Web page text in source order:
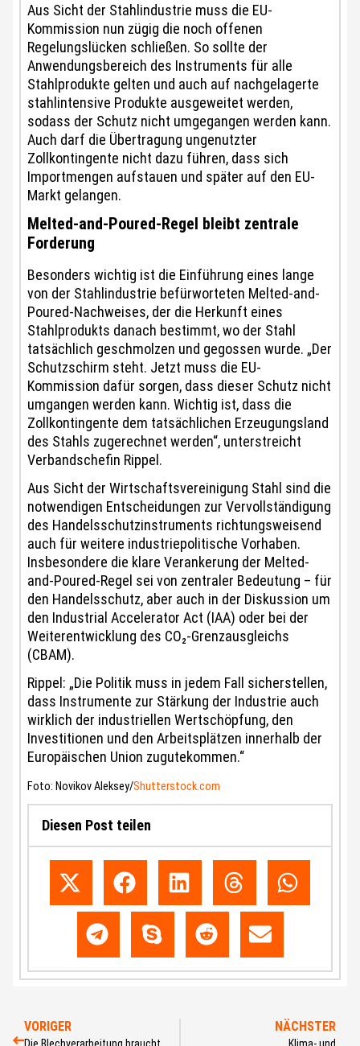
Aus Sicht der Stahlindustrie muss die EU-
Kommission nun zügig die noch offenen
Regelungslücken schließen. So sollte der
Anwendungsbereich des Instruments für alle
Stahlprodukte gelten und auch auf nachgelagerte
stahlintensive Produkte ausgeweitet werden,
sodass der Schutz nicht umgegangen werden kann.
Auch darf die Übertragung ungenutzter
Zollkontingente nicht dazu führen, dass sich
Importmengen aufstauen und später auf den EU-
Markt gelangen.
Melted-and-Poured-Regel bleibt zentrale
Forderung
Besonders wichtig ist die Einführung eines lange
von der Stahlindustrie befürworteten Melted-and-
Poured-Nachweises, der die Herkunft eines
Stahlprodukts danach bestimmt, wo der Stahl
tatsächlich geschmolzen und gegossen wurde. „Der
Schutzschirm steht. Jetzt muss die EU-
Kommission dafür sorgen, dass dieser Schutz nicht
umgangen werden kann. Wichtig ist, dass die
Zollkontingente dem tatsächlichen Erzeugungsland
des Stahls zugerechnet werden“, unterstreicht
Verbandschefin Rippel.
Aus Sicht der Wirtschaftsvereinigung Stahl sind die
notwendigen Entscheidungen zur Vervollständigung
des Handelsschutzinstruments richtungsweisend
auch für weitere industriepolitische Vorhaben.
Insbesondere die klare Verankerung der Melted-
and-Poured-Regel sei von zentraler Bedeutung – für
den Handelsschutz, aber auch in der Diskussion um
den Industrial Accelerator Act (IAA) oder bei der
Weiterentwicklung des CO₂-Grenzausgleichs
(CBAM).
Rippel: „Die Politik muss in jedem Fall sicherstellen,
dass Instrumente zur Stärkung der Industrie auch
wirklich der industriellen Wertschöpfung, den
Investitionen und den Arbeitsplätzen innerhalb der
Europäischen Union zugutekommen.“
Foto: Novikov Aleksey/Shutterstock.com
Diesen Post teilen
VORIGER
Die Blechverarbeitung braucht
NÄCHSTER
Klima- und